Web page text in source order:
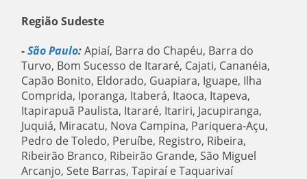
Região Sudeste
-São Paulo:Apiaí, Barra do Chapéu, Barra do
Turvo, Bom Sucesso de Itararé, Cajati, Cananéia,
Capão Bonito, Eldorado, Guapiara, Iguape, Ilha
Comprida, Iporanga, Itaberá, Itaoca, Itapeva,
Itapirapuã Paulista, Itararé, Itariri, Jacupiranga,
Juquiá, Miracatu, Nova Campina, Pariquera-Açu,
Pedro de Toledo, Peruíbe, Registro, Ribeira,
Ribeirão Branco, Ribeirão Grande, São Miguel
Arcanjo, Sete Barras, Tapiraí e Taquarivaí